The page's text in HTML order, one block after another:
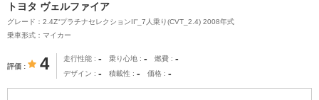
トヨタ ヴェルファイア
グレード：2.4Z“プラチナセレクションII”_7人乗り(CVT_2.4) 2008年式
乗車形式：マイカー
評価 4 走行性能 - 乗り心地 - 燃費 -
デザイン - 積載性 - 価格 -